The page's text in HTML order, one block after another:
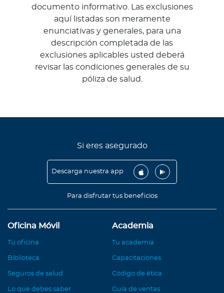
documento informativo. Las exclusiones
aquí listadas son meramente
enunciativas y generales, para una
descripción completada de las
exclusiones aplicables usted deberá
revisar las condiciones generales de su
póliza de salud.
Si eres asegurado
Descarga nuestra app
Para disfrutar tus beneficios
Oficina Móvil
Tu oficina
Biblioteca
Seguros de salud
Lo que debes saber
Academia
Tu academia
Capacitaciones
Código de ética
Guía de ventas